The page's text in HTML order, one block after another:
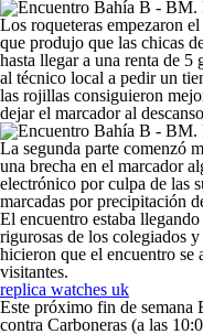
Los roqueteras empezaron
que produjo que las chicas
hasta llegar a una renta de
al técnico local a pedir un
las rojillas consiguieron
dejar el marcador al
La segunda parte comenzó
una brecha en el marcador
electrónico por culpa de las
marcadas por precipitación
El encuentro estaba
rigurosas de los colegiados
hicieron que el encuentro se
visitantes.
replica watches uk
Este próximo fin de semana
contra Carboneras (a las